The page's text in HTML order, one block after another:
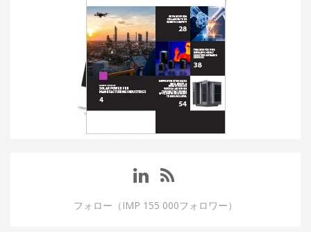
フォロー（IMP 155 000フォロワー）